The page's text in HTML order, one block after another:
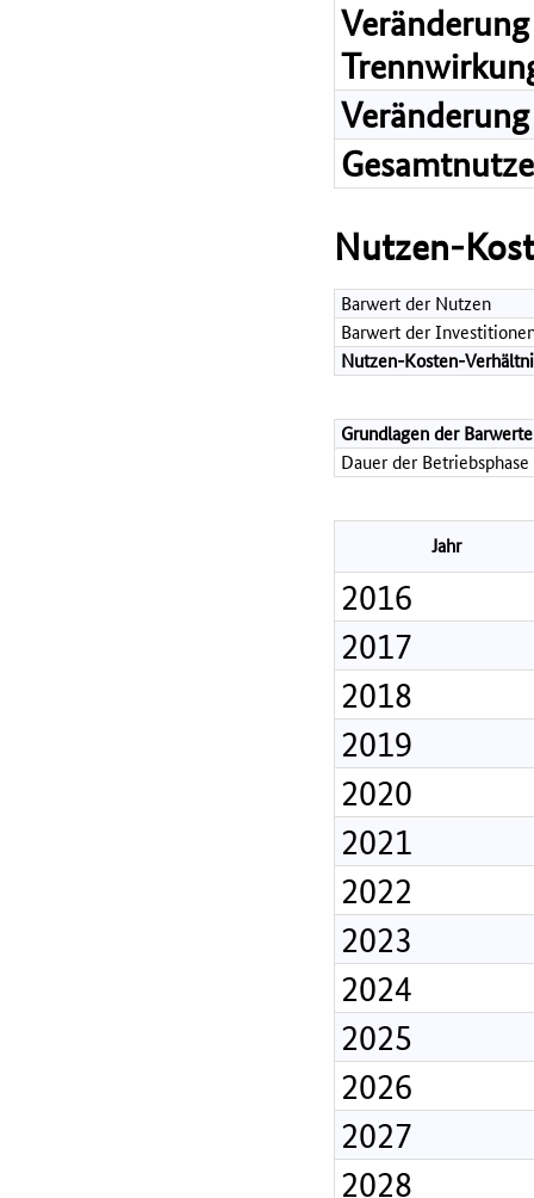
Nutzen-
Barwert der Nutzen
Barwert der
Nutzen-Kosten-
Grundlagen der
Dauer der
Jahr
2016
2017
2018
2019
2020
2021
2022
2023
2024
2025
2026
2027
2028